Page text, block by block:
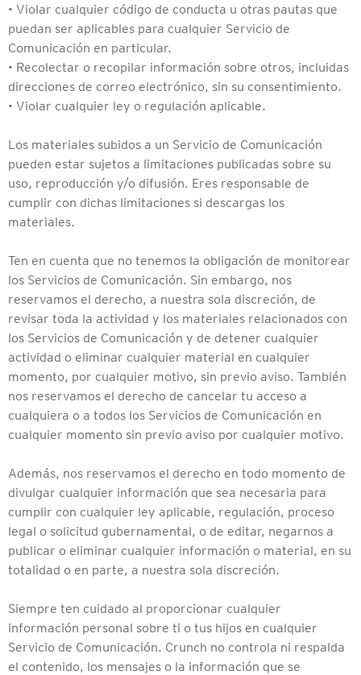
• Violar cualquier código de conducta u otras pautas que
puedan ser aplicables para cualquier Servicio de
Comunicación en particular.
• Recolectar o recopilar información sobre otros, incluidas
direcciones de correo electrónico, sin su consentimiento.
• Violar cualquier ley o regulación aplicable.
Los materiales subidos a un Servicio de Comunicación
pueden estar sujetos a limitaciones publicadas sobre su
uso, reproducción y/o difusión. Eres responsable de
cumplir con dichas limitaciones si descargas los
materiales.
Ten en cuenta que no tenemos la obligación de monitorear
los Servicios de Comunicación. Sin embargo, nos
reservamos el derecho, a nuestra sola discreción, de
revisar toda la actividad y los materiales relacionados con
los Servicios de Comunicación y de detener cualquier
actividad o eliminar cualquier material en cualquier
momento, por cualquier motivo, sin previo aviso. También
nos reservamos el derecho de cancelar tu acceso a
cualquiera o a todos los Servicios de Comunicación en
cualquier momento sin previo aviso por cualquier motivo.
Además, nos reservamos el derecho en todo momento de
divulgar cualquier información que sea necesaria para
cumplir con cualquier ley aplicable, regulación, proceso
legal o solicitud gubernamental, o de editar, negarnos a
publicar o eliminar cualquier información o material, en su
totalidad o en parte, a nuestra sola discreción.
Siempre ten cuidado al proporcionar cualquier
información personal sobre ti o tus hijos en cualquier
Servicio de Comunicación. Crunch no controla ni respalda
el contenido, los mensajes o la información que se